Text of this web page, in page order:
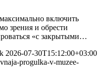
включить
зрения и обрести
«с закрытыми…
2026-07-30T15:12:00+03:00
progulka-v-muzee-